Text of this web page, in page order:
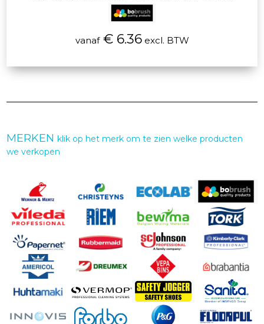
vanaf€ 6.36excl. BTW
MERKENklik op het merk om te zien welke producten
we verkopen